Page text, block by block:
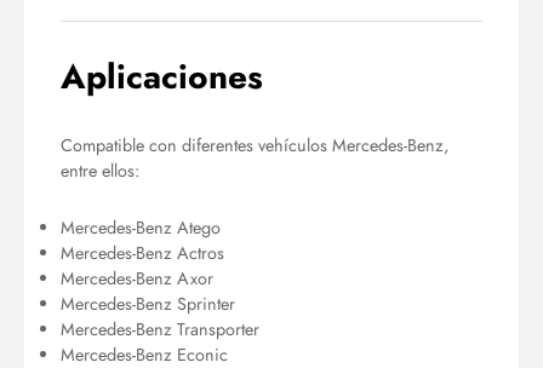
Aplicaciones
Compatible con diferentes vehículos Mercedes-Benz,
entre ellos:
Mercedes-Benz Atego
Mercedes-Benz Actros
Mercedes-Benz Axor
Mercedes-Benz Sprinter
Mercedes-Benz Transporter
Mercedes-Benz Econic